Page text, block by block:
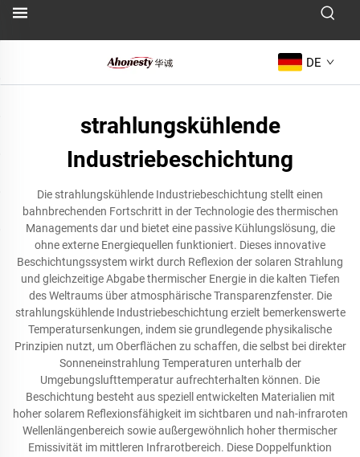
DE
strahlungskühlende
Industriebeschichtung
Die strahlungskühlende Industriebeschichtung stellt einen
bahnbrechenden Fortschritt in der Technologie des thermischen
Managements dar und bietet eine passive Kühlungslösung, die
ohne externe Energiequellen funktioniert. Dieses innovative
Beschichtungssystem wirkt durch Reflexion der solaren Strahlung
und gleichzeitige Abgabe thermischer Energie in die kalten Tiefen
des Weltraums über atmosphärische Transparenzfenster. Die
strahlungskühlende Industriebeschichtung erzielt bemerkenswerte
Temperatursenkungen, indem sie grundlegende physikalische
Prinzipien nutzt, um Oberflächen zu schaffen, die selbst bei direkter
Sonneneinstrahlung Temperaturen unterhalb der
Umgebungslufttemperatur aufrechterhalten können. Die
Beschichtung besteht aus speziell entwickelten Materialien mit
hoher solarem Reflexionsfähigkeit im sichtbaren und nah-infraroten
Wellenlängenbereich sowie außergewöhnlich hoher thermischer
Emissivität im mittleren Infrarotbereich. Diese Doppelfunktion